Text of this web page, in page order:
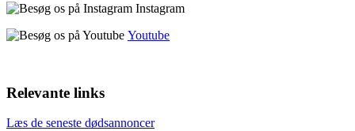
Instagram
Youtube
Relevante links
Læs de seneste dødsannoncer